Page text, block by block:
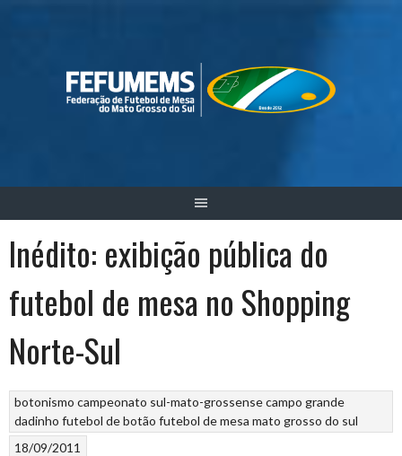
Inédito: exibição pública do
futebol de mesa no Shopping
Norte-Sul
botonismo campeonato sul-mato-grossensecampo grande
dadinho futebol de botão futebol de mesa mato grosso do sul
18/09/2011